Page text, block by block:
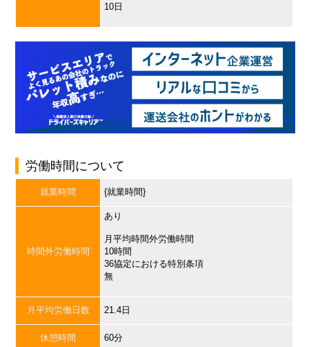
10日
労働時間について
就業時間 {就業時間}
時間外労働時間
あり
月平均時間外労働時間
10時間
36協定における特別条項
無
月平均労働日数 21.4日
休憩時間 60分